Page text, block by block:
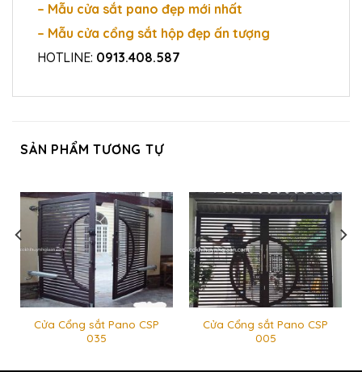
– Mẫu cửa sắt pano đẹp mới nhất
– Mẫu cửa cổng sắt hộp đẹp ấn tượng
HOTLINE: 0913.408.587
SẢN PHẨM TƯƠNG TỰ
Cửa Cổng sắt Pano CSP
035
Cửa Cổng sắt Pano CSP
005